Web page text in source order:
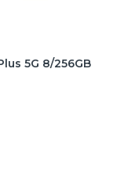
5G 8/256GB